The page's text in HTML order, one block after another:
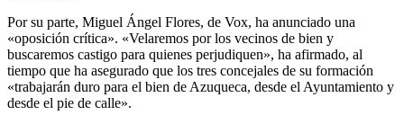
Por su parte, Miguel Ángel Flores, de Vox, ha anunciado una
«oposición crítica». «Velaremos por los vecinos de bien y
buscaremos castigo para quienes perjudiquen», ha afirmado, al
tiempo que ha asegurado que los tres concejales de su formación
«trabajarán duro para el bien de Azuqueca, desde el Ayuntamiento y
desde el pie de calle».